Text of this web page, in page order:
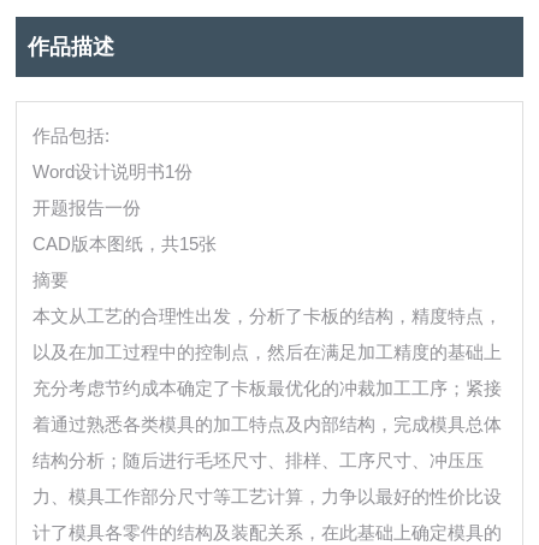
作品描述
作品包括:
Word设计说明书1份
开题报告一份
CAD版本图纸，共15张
摘要
本文从工艺的合理性出发，分析了卡板的结构，精度特点，
以及在加工过程中的控制点，然后在满足加工精度的基础上
充分考虑节约成本确定了卡板最优化的冲裁加工工序；紧接
着通过熟悉各类模具的加工特点及内部结构，完成模具总体
结构分析；随后进行毛坯尺寸、排样、工序尺寸、冲压压
力、模具工作部分尺寸等工艺计算，力争以最好的性价比设
计了模具各零件的结构及装配关系，在此基础上确定模具的